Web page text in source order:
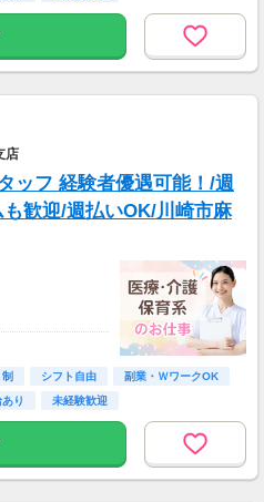
資格の種類に
給料GET♪
なります）
より異なる場
店
ッフ 経験者優遇可能！/週
歓迎/週払いOK/川崎市麻
×8h）
シフト自由
副業・ＷワークOK
り 未経験歓迎